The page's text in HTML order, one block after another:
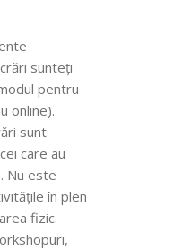
sunteți
pentru
online).
sunt
care au
Nu este
în plen
fizic.